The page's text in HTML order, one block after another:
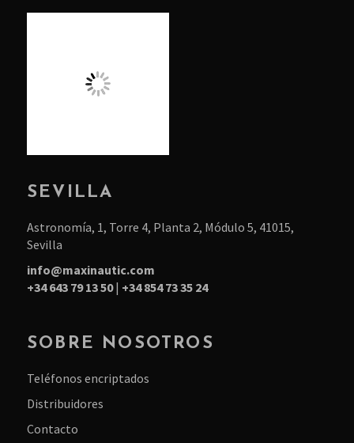
SEVILLA
Astronomía, 1, Torre 4, Planta 2, Módulo 5, 41015,
Sevilla
info@maxinautic.com
+34 643 79 13 50| +34 854 73 35 24
SOBRE NOSOTROS
Teléfonos encriptados
Distribuidores
Contacto